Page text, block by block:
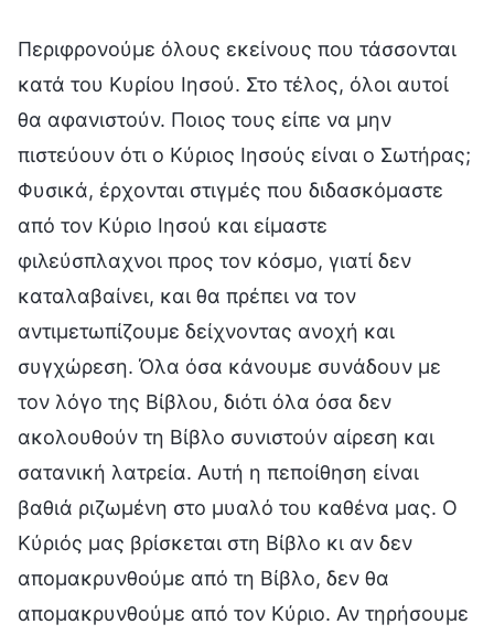
Περιφρονούμε όλους εκείνους που τάσσονται
κατά του Κυρίου Ιησού. Στο τέλος, όλοι αυτοί
θα αφανιστούν. Ποιος τους είπε να μην
πιστεύουν ότι ο Κύριος Ιησούς είναι ο Σωτήρας;
Φυσικά, έρχονται στιγμές που διδασκόμαστε
από τον Κύριο Ιησού και είμαστε
φιλεύσπλαχνοι προς τον κόσμο, γιατί δεν
καταλαβαίνει, και θα πρέπει να τον
αντιμετωπίζουμε δείχνοντας ανοχή και
συγχώρεση. Όλα όσα κάνουμε συνάδουν με
τον λόγο της Βίβλου, διότι όλα όσα δεν
ακολουθούν τη Βίβλο συνιστούν αίρεση και
σατανική λατρεία. Αυτή η πεποίθηση είναι
βαθιά ριζωμένη στο μυαλό του καθένα μας. Ο
Κύριός μας βρίσκεται στη Βίβλο κι αν δεν
απομακρυνθούμε από τη Βίβλο, δεν θα
απομακρυνθούμε από τον Κύριο. Αν τηρήσουμε